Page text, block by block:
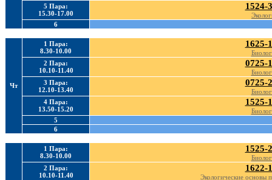
5 Пара:
15.30-17.00
1524-3
6
Чт
1 Пара:
8.30-10.00
1625-1
2 Пара:
10.10-11.40
0725-1
3 Пара:
12.10-13.40
0725-2
4 Пара:
13.50-15.20
1525-1
5
6
1 Пара:
8.30-10.00
1525-2
2 Пара:
10.10-11.40
1622-1
Экологические основы